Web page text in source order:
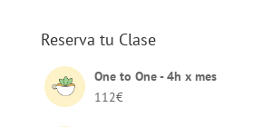
Reserva tu Clase
One to One - 4h x mes
112€